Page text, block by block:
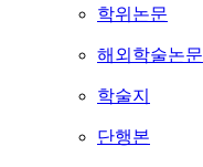
학위논문
해외학술논문
학술지
단행본